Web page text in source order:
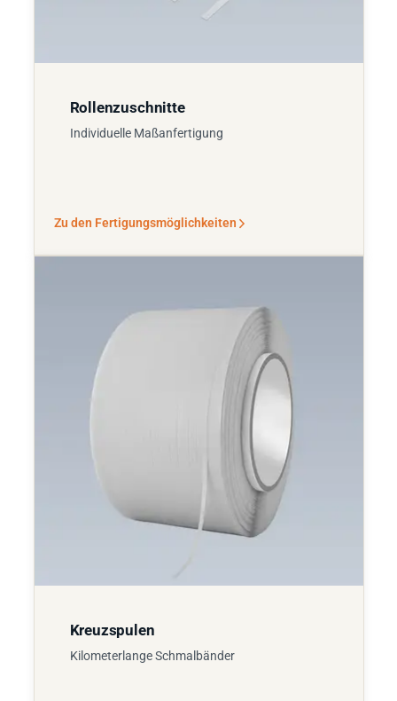
Rollenzuschnitte
Individuelle Maßanfertigung
Zu den Fertigungsmöglichkeiten
Kreuzspulen
Kilometerlange Schmalbänder